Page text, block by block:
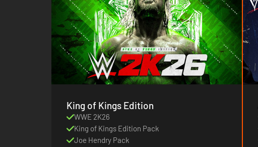
King of Kings Edition
WWE 2K26
King of Kings Edition Pack
Joe Hendry Pack